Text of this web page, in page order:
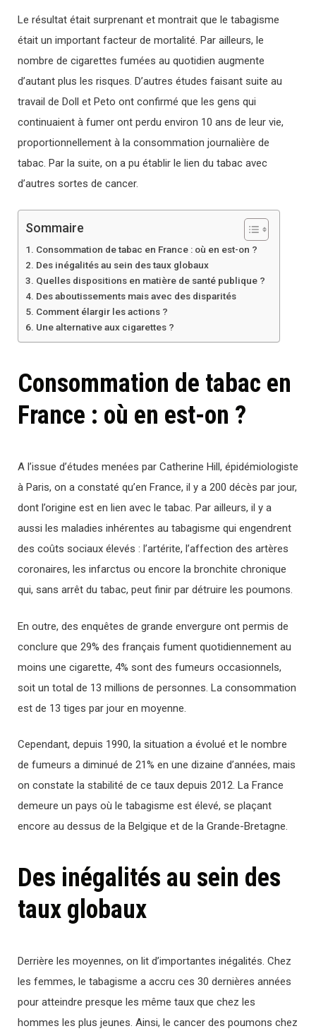
Le résultat était surprenant et montrait que le tabagisme
était un important facteur de mortalité. Par ailleurs, le
nombre de cigarettes fumées au quotidien augmente
d’autant plus les risques. D’autres études faisant suite au
travail de Doll et Peto ont confirmé que les gens qui
continuaient à fumer ont perdu environ 10 ans de leur vie,
proportionnellement à la consommation journalière de
tabac. Par la suite, on a pu établir le lien du tabac avec
d’autres sortes de cancer.
Sommaire
Consommation de tabac en France : où en est-on ?
Des inégalités au sein des taux globaux
Quelles dispositions en matière de santé publique ?
Des aboutissements mais avec des disparités
Comment élargir les actions ?
Une alternative aux cigarettes ?
Consommation de tabac en
France : où en est-on ?
A l’issue d’études menées par Catherine Hill, épidémiologiste
à Paris, on a constaté qu’en France, il y a 200 décès par jour,
dont l’origine est en lien avec le tabac. Par ailleurs, il y a
aussi les maladies inhérentes au tabagisme qui engendrent
des coûts sociaux élevés : l’artérite, l’affection des artères
coronaires, les infarctus ou encore la bronchite chronique
qui, sans arrêt du tabac, peut finir par détruire les poumons.
En outre, des enquêtes de grande envergure ont permis de
conclure que 29% des français fument quotidiennement au
moins une cigarette, 4% sont des fumeurs occasionnels,
soit un total de 13 millions de personnes. La consommation
est de 13 tiges par jour en moyenne.
Cependant, depuis 1990, la situation a évolué et le nombre
de fumeurs a diminué de 21% en une dizaine d’années, mais
on constate la stabilité de ce taux depuis 2012. La France
demeure un pays où le tabagisme est élevé, se plaçant
encore au dessus de la Belgique et de la Grande-Bretagne.
Des inégalités au sein des
taux globaux
Derrière les moyennes, on lit d’importantes inégalités. Chez
les femmes, le tabagisme a accru ces 30 dernières années
pour atteindre presque les même taux que chez les
hommes les plus jeunes. Ainsi, le cancer des poumons chez